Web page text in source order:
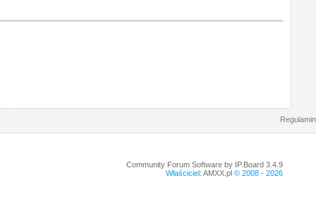
Regulamin
Community Forum Software by IP.Board 3.4.9
Właściciel: AMXX.pl© 2008 - 2026